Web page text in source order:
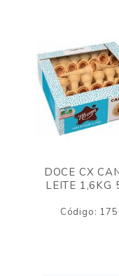
DOCE CX
LEITE 1,6KG
Código: